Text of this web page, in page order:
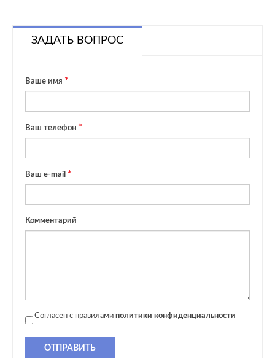
ЗАДАТЬ ВОПРОС
Ваше имя
Ваш телефон
Ваш e-mail
Комментарий
Согласен с правилами политики конфиденциальности
ОТПРАВИТЬ